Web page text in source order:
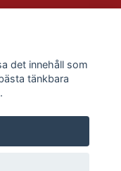
det innehåll som
tänkbara